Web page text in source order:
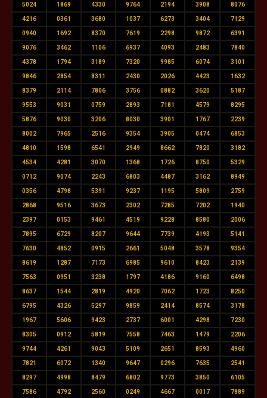
5024 1869 4330 9764 2194 3908 8076
4216 0361 3680 1037 6273 3404 7129
0940 1692 8370 7619 2298 9872 6391
9076 3462 1106 6937 4093 2483 7840
4378 1794 3189 7320 9985 6074 3101
9846 2854 8311 2430 2026 4423 1632
8379 2114 7806 3756 0882 3620 5187
9553 9031 0759 2893 7181 4579 8295
5876 9030 3206 8030 3901 1767 2239
8002 7965 2516 9354 3905 0474 6853
4810 1598 6541 2949 8662 7820 3182
4534 4281 3070 1368 1726 8750 5329
0712 9074 2243 6803 4487 3162 8949
0356 4798 5391 9237 1195 5809 2759
2868 9516 3673 2302 7285 7202 1940
2397 0153 9461 4519 9228 8580 2006
7895 6729 8207 9644 7739 4193 5141
7630 4852 0915 2661 5048 3578 9354
8619 1287 7173 6985 9610 8423 2139
7563 0951 3238 1797 4186 9160 6498
8637 1544 2819 4920 7062 1723 8250
6795 4326 5297 9859 2414 8574 3178
1967 5606 9423 2737 6001 4298 7230
8305 0912 5819 7558 7463 1479 2206
9744 4261 9043 5109 2651 8593 4960
7821 6072 1340 9647 0296 7635 2541
8297 4998 8479 6802 9773 3850 6105
7586 4792 2560 0249 4667 0017 7889